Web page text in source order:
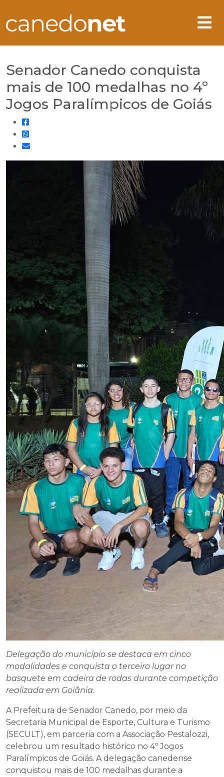
Senador Canedo conquista
mais de 100 medalhas no 4º
Jogos Paralímpicos de Goiás
Delegação do município se destaca em cinco
modalidades e conquista o terceiro lugar no
basquete em cadeira de rodas durante competição
realizada em Goiânia.
A Prefeitura de Senador Canedo, por meio da
Secretaria Municipal de Esporte, Cultura e Turismo
(SECULT), em parceria com a Associação Pestalozzi,
celebrou um resultado histórico no 4º Jogos
Paralímpicos de Goiás. A delegação canedense
conquistou mais de 100 medalhas durante a